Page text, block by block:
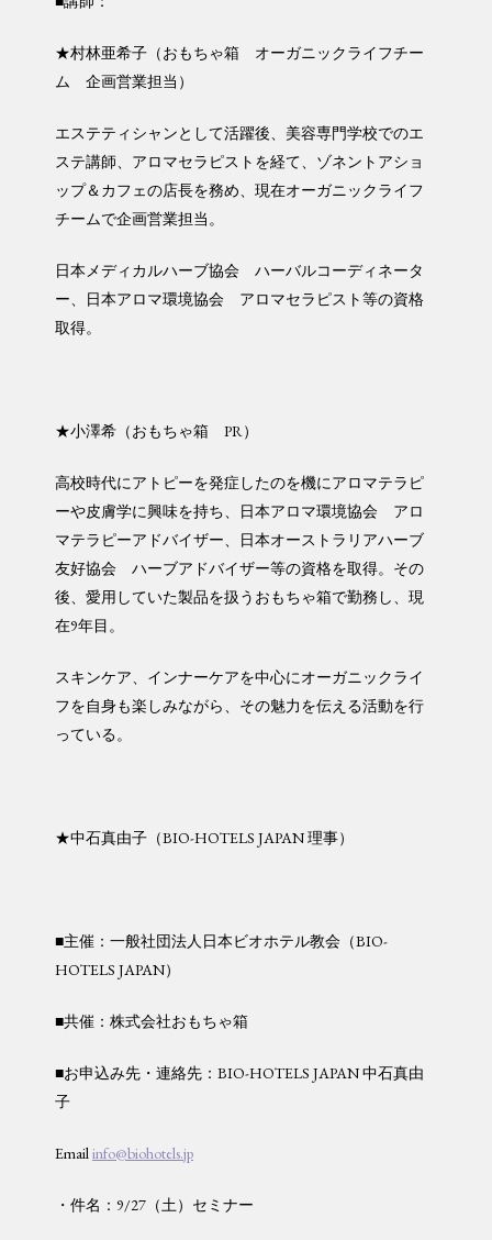
★村林亜希子（おもちゃ箱 オーガニックライフチー
ム 企画営業担当）
エステティシャンとして活躍後、美容専門学校でのエ
ステ講師、アロマセラピストを経て、ゾネントアショ
ップ＆カフェの店長を務め、現在オーガニックライフ
チームで企画営業担当。
日本メディカルハーブ協会 ハーバルコーディネータ
ー、日本アロマ環境協会 アロマセラピスト等の資格
取得。
★小澤希（おもちゃ箱 PR）
高校時代にアトピーを発症したのを機にアロマテラピ
ーや皮膚学に興味を持ち、日本アロマ環境協会 アロ
マテラピーアドバイザー、日本オーストラリアハーブ
友好協会 ハーブアドバイザー等の資格を取得。その
後、愛用していた製品を扱うおもちゃ箱で勤務し、現
在9年目。
スキンケア、インナーケアを中心にオーガニックライ
フを自身も楽しみながら、その魅力を伝える活動を行
っている。
★中石真由子（BIO-HOTELS JAPAN 理事）
■主催：一般社団法人日本ビオホテル教会（BIO-
HOTELS JAPAN）
■共催：株式会社おもちゃ箱
■お申込み先・連絡先：BIO-HOTELS JAPAN 中石真由
子
Emailinfo@biohotels.jp
・件名：9/27（土）セミナー